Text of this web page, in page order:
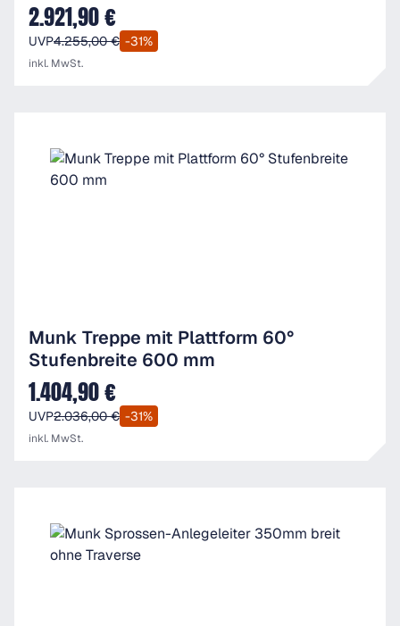
Verkaufspreis:
2.921,90 €
UVP4.255,00 € -31%
inkl. MwSt.
Munk Treppe mit Plattform 60°
Stufenbreite 600 mm
Verkaufspreis:
1.404,90 €
UVP2.036,00 € -31%
inkl. MwSt.